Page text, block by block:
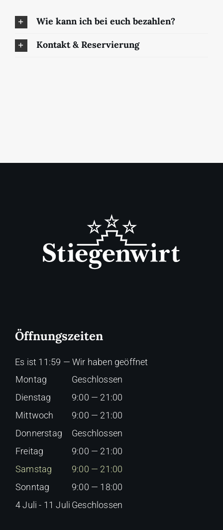
Wie kann ich bei euch bezahlen?
Kontakt & Reservierung
Öffnungszeiten
Es ist 11:59 — Wir haben geöffnet
Montag
Geschlossen
Dienstag
9:00 — 21:00
Mittwoch
9:00 — 21:00
Donnerstag
Geschlossen
Freitag
9:00 — 21:00
Samstag
9:00 — 21:00
Sonntag
9:00 — 18:00
4 Juli - 11 Juli Geschlossen